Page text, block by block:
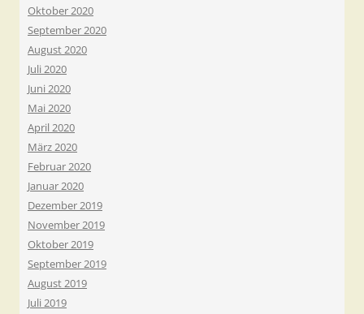
Oktober 2020
September 2020
August 2020
Juli 2020
Juni 2020
Mai 2020
April 2020
März 2020
Februar 2020
Januar 2020
Dezember 2019
November 2019
Oktober 2019
September 2019
August 2019
Juli 2019